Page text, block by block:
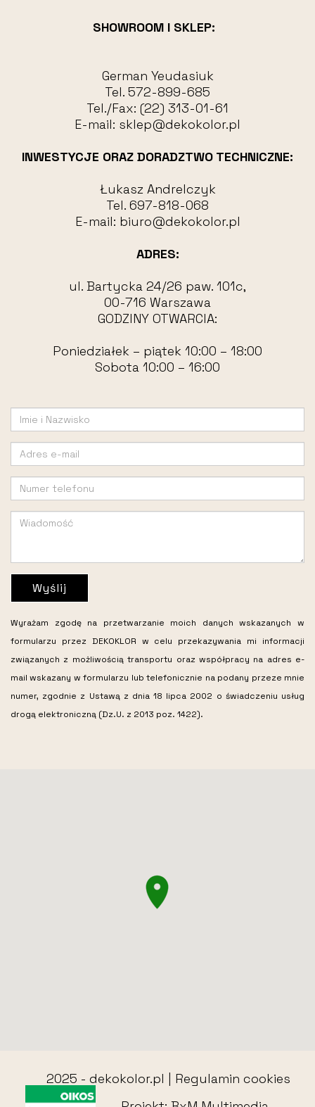
SHOWROOM I SKLEP:
German Yeudasiuk
Tel. 572-899-685
Tel./Fax: (22) 313-01-61
E-mail: sklep@dekokolor.pl
INWESTYCJE ORAZ DORADZTWO TECHNICZNE:
Łukasz Andrelczyk
Tel. 697-818-068
E-mail: biuro@dekokolor.pl
ADRES:
ul. Bartycka 24/26 paw. 101c,
00-716 Warszawa
GODZINY OTWARCIA:
Poniedziałek – piątek 10:00 – 18:00
Sobota 10:00 – 16:00
Wyślij
Wyrażam zgodę na przetwarzanie moich danych wskazanych w
formularzu przez DEKOKLOR w celu przekazywania mi informacji
związanych z możliwością transportu oraz współpracy na adres e-
mail wskazany w formularzu lub telefonicznie na podany przeze mnie
numer, zgodnie z Ustawą z dnia 18 lipca 2002 o świadczeniu usług
drogą elektroniczną (Dz.U. z 2013 poz. 1422).
2025 - dekokolor.pl
Regulamin cookies